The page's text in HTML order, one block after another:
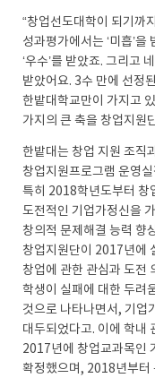
“창업선도대학이 되기까
성과평가에서는 ‘미흡’을
‘우수’를 받았죠. 그리고
받았어요. 3수 만에 선정
한밭대학교만이 가지고
가지의 큰 축을 창업지원
한밭대는 창업 지원 조직
창업지원프로그램 운영
특히 2018학년도부터 창
도전적인 기업가정신을
창의적 문제해결 능력 향
창업지원단이 2017년에
창업에 관한 관심과 도전
학생이 실패에 대한 두려
것으로 나타나면서, 기업
대두되었다고. 이에 학내
2017년에 창업교과목인
확정했으며, 2018년부터